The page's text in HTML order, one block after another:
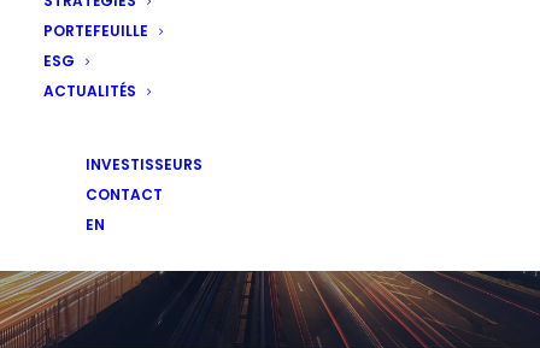
PORTEFEUILLE
ESG
ACTUALITÉS
INVESTISSEURS
CONTACT
EN